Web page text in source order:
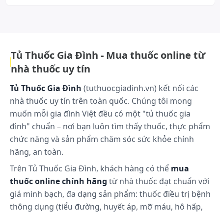
Tủ Thuốc Gia Đình - Mua thuốc online từ
nhà thuốc uy tín
Tủ Thuốc Gia Đình (tuthuocgiadinh.vn) kết nối các
nhà thuốc uy tín trên toàn quốc. Chúng tôi mong
muốn mỗi gia đình Việt đều có một "tủ thuốc gia
đình" chuẩn – nơi bạn luôn tìm thấy thuốc, thực phẩm
chức năng và sản phẩm chăm sóc sức khỏe chính
hãng, an toàn.
Trên Tủ Thuốc Gia Đình, khách hàng có thể mua
thuốc online chính hãng từ nhà thuốc đạt chuẩn với
giá minh bạch, đa dạng sản phẩm: thuốc điều trị bệnh
thông dụng (tiểu đường, huyết áp, mỡ máu, hô hấp,